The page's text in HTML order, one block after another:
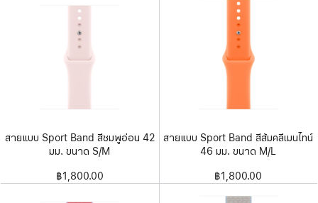
สายแบบ Sport Band สีชมพูอ่อน 42
มม. ขนาด S/M
฿1,800.00
สายแบบ Sport Band สีส้มคลีเมนไทน์
46 มม. ขนาด M/L
฿1,800.00